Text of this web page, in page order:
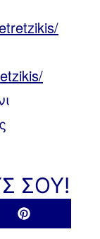
ΣΟΥ!
Share
on
Pinterest